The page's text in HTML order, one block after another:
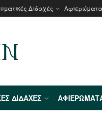
Διδαχές Αφιερώματα
ΔΙΔΑΧΈΣ